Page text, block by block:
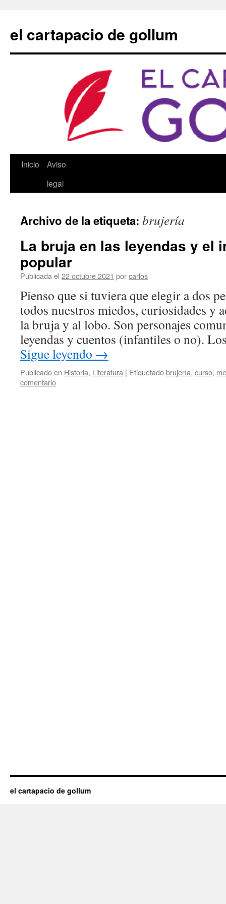
contenido
el cartapacio de gollum
Inicio
Aviso
legal
Archivo de la etiqueta: brujería
La bruja en las leyendas y el
popular
Publicada el 22 octubre 2021 porcarlos
Pienso que si tuviera que elegir a dos
todos nuestros miedos, curiosidades y
la bruja y al lobo. Son personajes
leyendas y cuentos (infantiles o no).
Sigue leyendo →
Publicado en Historia, Literatura | Etiquetadobrujería, curso,
comentario
el cartapacio de gollum